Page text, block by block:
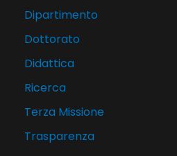
Dipartimento
Dottorato
Didattica
Ricerca
Terza Missione
Trasparenza